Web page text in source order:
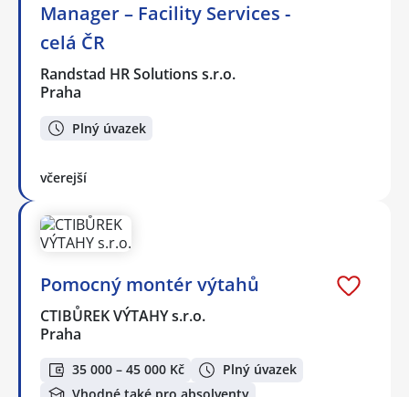
Manager – Facility Services -
celá ČR
Randstad HR Solutions s.r.o.
Praha
Plný úvazek
včerejší
Pomocný montér výtahů
CTIBŮREK VÝTAHY s.r.o.
Praha
35 000 – 45 000 Kč
Plný úvazek